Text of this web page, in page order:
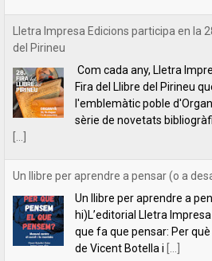
Un llibre per aprendre a pensar (o a
Un llibre per aprendre a
hi)L’editorial Lletra
que fa que pensar: Per
de Vicent Botella i[...]
presentació de la novel·la Les
Chirbes, a Gandia
Ens plau convidar-vos a la
Les descàrregues del
Gandia, que tindrà lloc a la
Alacant, 12), el [...]